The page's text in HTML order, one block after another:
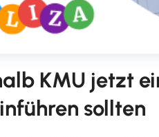
KMU jetzt
sollten